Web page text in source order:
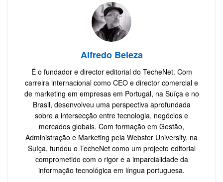
Alfredo Beleza
É o fundador e director editorial do TecheNet. Com
carreira internacional como CEO e director comercial e
de marketing em empresas em Portugal, na Suíça e no
Brasil, desenvolveu uma perspectiva aprofundada
sobre a intersecção entre tecnologia, negócios e
mercados globais. Com formação em Gestão,
Administração e Marketing pela Webster University, na
Suíça, fundou o TecheNet como um projecto editorial
comprometido com o rigor e a imparcialidade da
informação tecnológica em língua portuguesa.